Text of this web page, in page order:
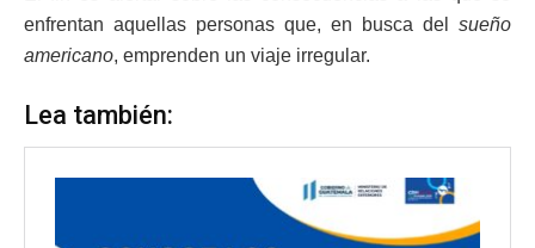
enfrentan aquellas personas que, en busca del sueño
americano, emprenden un viaje irregular.
Lea también: